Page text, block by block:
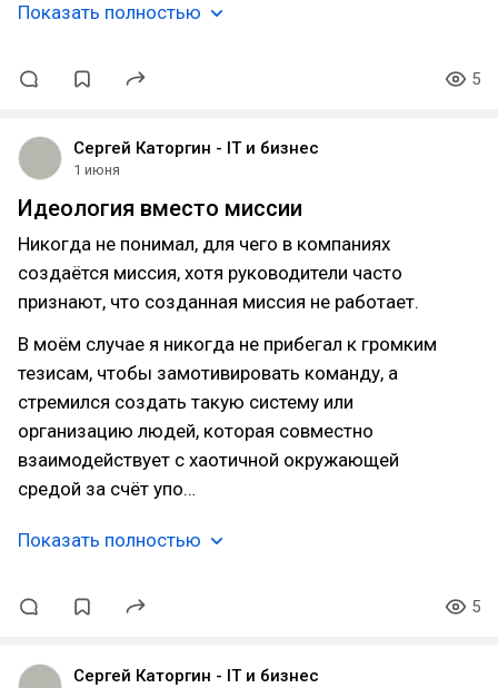
Показать полностью
5
Сергей Каторгин - IT и бизнес
1 июня
Идеология вместо миссии
Никогда не понимал, для чего в компаниях
создаётся миссия, хотя руководители часто
признают, что созданная миссия не работает.
В моём случае я никогда не прибегал к громким
тезисам, чтобы замотивировать команду, а
стремился создать такую систему или
организацию людей, которая совместно
взаимодействует с хаотичной окружающей
средой за счёт упо…
Показать полностью
5
Сергей Каторгин - IT и бизнес